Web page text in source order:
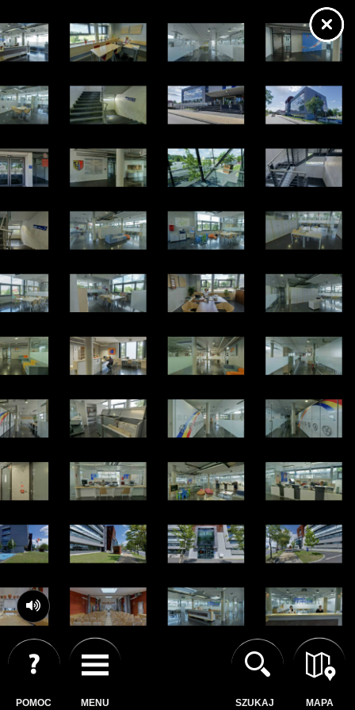
Mapa serwisu
MENU MAPA
POMOC SZUKAJ